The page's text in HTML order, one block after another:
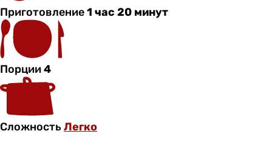
Приготовление1 час 20 минут
Порции4
Сложность Легко